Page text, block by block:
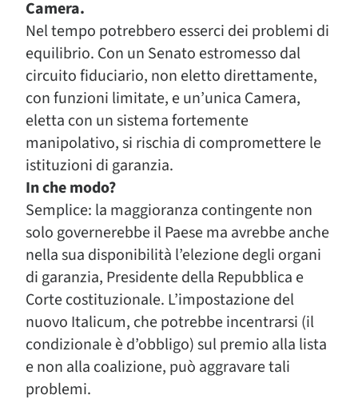
Camera.
Nel tempo potrebbero esserci dei problemi di
equilibrio. Con un Senato estromesso dal
circuito fiduciario, non eletto direttamente,
con funzioni limitate, e un’unica Camera,
eletta con un sistema fortemente
manipolativo, si rischia di compromettere le
istituzioni di garanzia.
In che modo?
Semplice: la maggioranza contingente non
solo governerebbe il Paese ma avrebbe anche
nella sua disponibilità l’elezione degli organi
di garanzia, Presidente della Repubblica e
Corte costituzionale. L’impostazione del
nuovo Italicum, che potrebbe incentrarsi (il
condizionale è d’obbligo) sul premio alla lista
e non alla coalizione, può aggravare tali
problemi.